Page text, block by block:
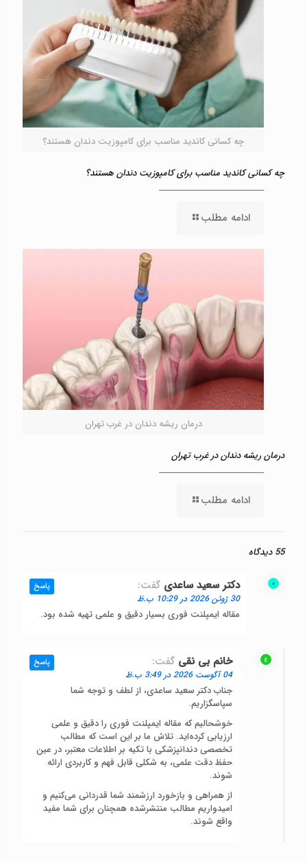
چه کسانی کاندید مناسب برای کامپوزیت دندان هستند؟
چه کسانی کاندید مناسب برای کامپوزیت دندان هستند؟
ادامه مطلب
درمان ریشه دندان در غرب تهران
درمان ریشه دندان در غرب تهران
ادامه مطلب
55 دیدگاه
دکتر سعید ساعدی گفت:
30 ژوئن 2026 در 10:29 ب.ظ
مقاله ایمپلنت فوری بسیار دقیق و علمی تهیه شده بود.
پاسخ
خانم بی نقی گفت:
04 آگوست 2026 در 3:49 ب.ظ
جناب دکتر سعید ساعدی، از لطف و توجه شما
سپاسگزاریم.
خوشحالیم که مقاله ایمپلنت فوری را دقیق و علمی
ارزیابی کرده‌اید. تلاش ما بر این است که مطالب
تخصصی دندانپزشکی با تکیه بر اطلاعات معتبر، در عین
حفظ دقت علمی، به شکلی قابل فهم و کاربردی ارائه
شوند.
از همراهی و بازخورد ارزشمند شما قدردانی می‌کنیم و
امیدواریم مطالب منتشرشده همچنان برای شما مفید
واقع شوند.
پاسخ